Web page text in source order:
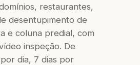
restaurantes,
desentupimento de
e coluna predial, com
inspeção. De
dia, 7 dias por